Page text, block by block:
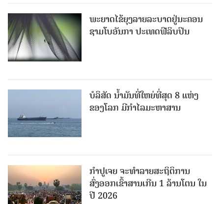
ພະຍາດໄຂ້ຍຸງລາຍລະບາດຢູ່ນະຄອນ
ຊາມໂບ​ອັນກາ ປະເທດຟີລິບປິນ
ບໍລິສັດ ນ້ຳມັນທີ່ໃຫຍ່ທີ່ສຸດ 8 ແຫ່ງ
ຂອງໂລກ ມີກຳໄລມະຫາສານ
ກຳປູເຈຍ ຈະທຳລາຍສະຖິຕິການ
ສົ່ງອອກເຂົ້າສານເກີນ 1 ລ້ານໂຕນ ໃນ
ປີ 2026